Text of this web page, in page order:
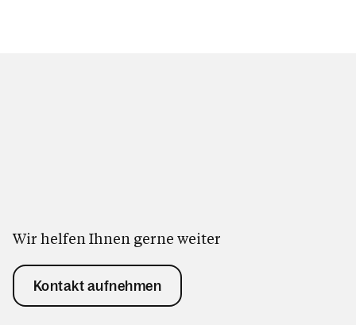
Wir helfen Ihnen gerne weiter
Kontakt aufnehmen